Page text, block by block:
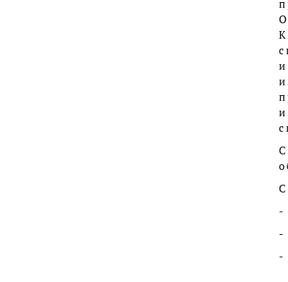
-
-
-